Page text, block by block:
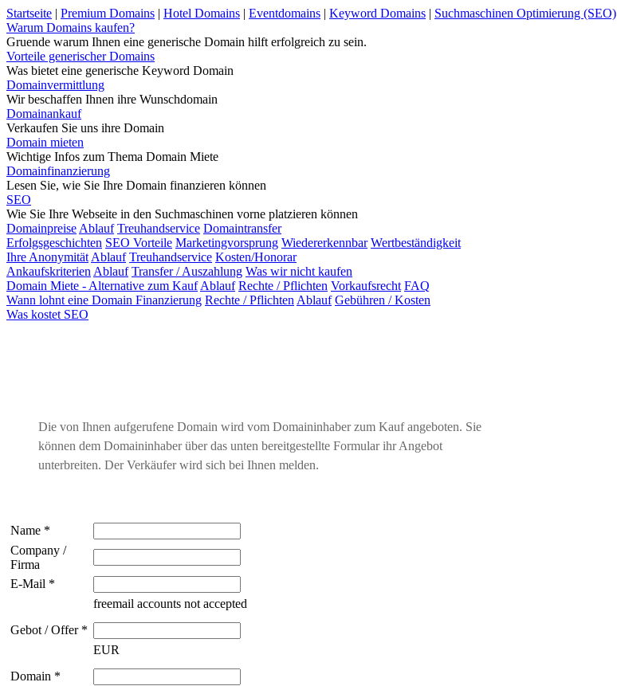
Startseite | Premium Domains | Hotel Domains | Eventdomains | Keyword Domains | Suchmaschinen Optimierung (SEO)
Warum Domains kaufen?
Gruende warum Ihnen eine generische Domain hilft erfolgreich zu sein.
Vorteile generischer Domains
Was bietet eine generische Keyword Domain
Domainvermittlung
Wir beschaffen Ihnen ihre Wunschdomain
Domainankauf
Verkaufen Sie uns ihre Domain
Domain mieten
Wichtige Infos zum Thema Domain Miete
Domainfinanzierung
Lesen Sie, wie Sie Ihre Domain finanzieren können
SEO
Wie Sie Ihre Webseite in den Suchmaschinen vorne platzieren können
Domainpreise Ablauf Treuhandservice Domaintransfer
Erfolgsgeschichten SEO Vorteile Marketingvorsprung Wiedererkennbar Wertbeständigkeit
Ihre Anonymität Ablauf Treuhandservice Kosten/Honorar
Ankaufskriterien Ablauf Transfer / Auszahlung Was wir nicht kaufen
Domain Miete - Alternative zum Kauf Ablauf Rechte / Pflichten Vorkaufsrecht FAQ
Wann lohnt eine Domain Finanzierung Rechte / Pflichten Ablauf Gebühren / Kosten
Was kostet SEO
Die von Ihnen aufgerufene Domain wird vom Domaininhaber zum Kauf angeboten. Sie
können dem Domaininhaber über das unten bereitgestellte Formular ihr Angebot
unterbreiten. Der Verkäufer wird sich bei Ihnen melden.
Name *
Company /
Firma
E-Mail *
freemail accounts not accepted
Gebot / Offer *
EUR
Domain *